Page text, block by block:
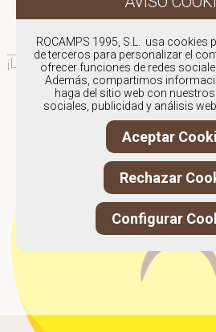
¡Lo sentimos!Parece que no hay
ROCAMPS 1995, S.L. usa cookies
de terceros para personalizar el
ofrecer funciones de redes
Además, compartimos
haga del sitio web con
sociales, publicidad y análisis web,
Aceptar
Rechazar
Configurar